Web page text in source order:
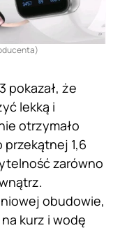
pokazał, że
lekką i
otrzymało
przekątnej 1,6
zarówno
obudowie,
kurz i wodę